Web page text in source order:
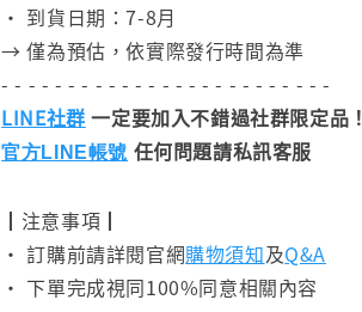
• 到貨日期：7-8月
→ 僅為預估，依實際發行時間為準
- - - - - - - - - - - - - - - - - - - - - - - - -
LINE社群 一定要加入不錯過社群限定品！
官方LINE帳號 任何問題請私訊客服
┃注意事項┃
• 訂購前請詳閱官網購物須知及Q&A
• 下單完成視同100%同意相關內容